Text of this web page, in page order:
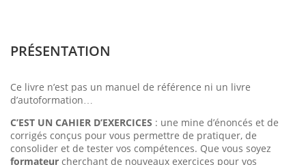
PRÉSENTATION
Ce livre n’est pas un manuel de référence ni un livre
d’autoformation…
C’EST UN CAHIER D’EXERCICES : une mine d’énoncés et de
corrigés conçus pour vous permettre de pratiquer, de
consolider et de tester vos compétences. Que vous soyez
formateur cherchant de nouveaux exercices pour vos